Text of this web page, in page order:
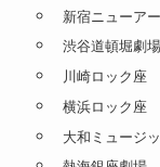
新宿ニューア
渋谷道頓堀劇場
川崎ロック座
横浜ロック座
大和ミュージ